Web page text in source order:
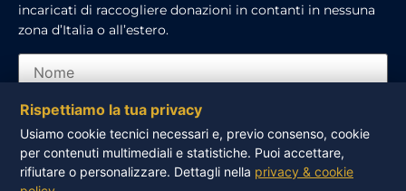
incaricati di raccogliere donazioni in contanti in nessuna
zona d’Italia o all’estero.
Ho letto e accetto l’informativa sulla privacy
Rispettiamo la tua privacy
Usiamo cookie tecnici necessari e, previo consenso, cookie
per contenuti multimediali e statistiche. Puoi accettare,
rifiutare o personalizzare. Dettagli nella privacy & cookie